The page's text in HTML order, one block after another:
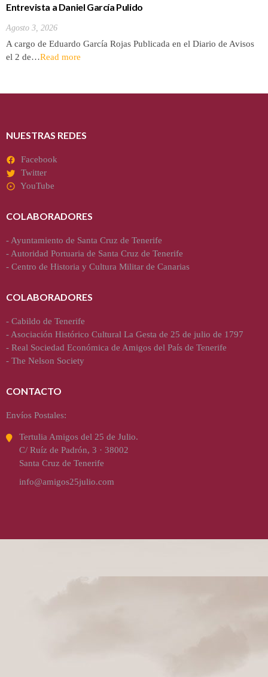
Entrevista a Daniel García Pulido
Agosto 3, 2026
A cargo de Eduardo García Rojas Publicada en el Diario de Avisos
el 2 de…Read more
NUESTRAS REDES
Facebook
Twitter
YouTube
COLABORADORES
- Ayuntamiento de Santa Cruz de Tenerife
- Autoridad Portuaria de Santa Cruz de Tenerife
- Centro de Historia y Cultura Militar de Canarias
COLABORADORES
- Cabildo de Tenerife
- Asociación Histórico Cultural La Gesta de 25 de julio de 1797
- Real Sociedad Económica de Amigos del País de Tenerife
- The Nelson Society
CONTACTO
Envíos Postales:
Tertulia Amigos del 25 de Julio.
C/ Ruíz de Padrón, 3 · 38002
Santa Cruz de Tenerife
info@amigos25julio.com